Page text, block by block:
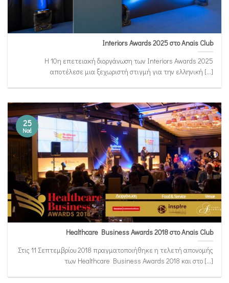
Interiors Awards 2025 στο Anais Club
Η 10η επετειακή διοργάνωση των Interiors Awards 2025
αποτέλεσε μια ξεχωριστή στιγμή για την ελληνική [...]
Healthcare Business Awards 2018 στο Anais Club
Στις 11 Σεπτεμβρίου 2018 πραγματοποιήθηκε η τελετή απονομής
των Healthcare Business Awards 2018 και στο [...]
25
Νοέ